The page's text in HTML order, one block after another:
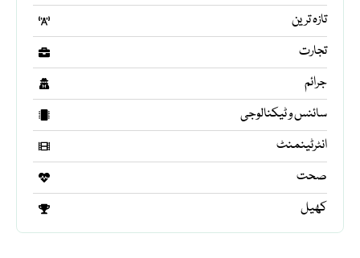
تازہ ترین
تجارت
جرائم
سائنس و ٹیکنالوجی
انٹرٹینمنٹ
صحت
کھیل